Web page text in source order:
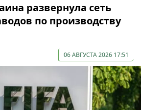
развернула сеть
по производству
06 АВГУСТА 2026 17:51